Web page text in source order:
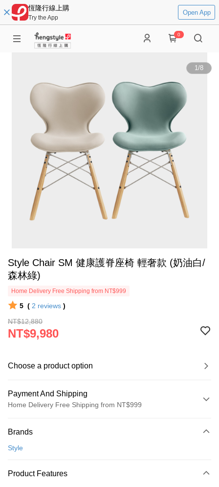
恆隆行線上購
Try the App
Open App
0
1/8
Style Chair SM 健康護脊座椅 輕奢款 (奶油白/
森林綠)
Home Delivery Free Shipping from NT$999
5 ( 2 reviews )
NT$12,880
NT$9,980
Choose a product option
Payment And Shipping
Home Delivery Free Shipping from NT$999
Credit Card (Full Payment)
Credit Card Installments
0% for 3 months
Brands
Style
Product Features